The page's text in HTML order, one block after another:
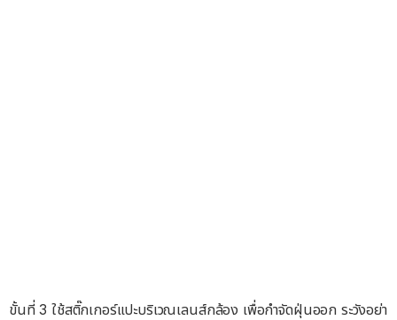
ขั้นที่ 3 ใช้สติ๊กเกอร์แปะบริเวณเลนส์กล้อง เพื่อกำจัดฝุ่นออก ระวังอย่า